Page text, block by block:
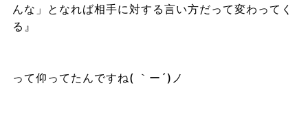
んな」となれば相手に対する言い方だって変わってく
る』
って仰ってたんですね( ｀ー´)ノ